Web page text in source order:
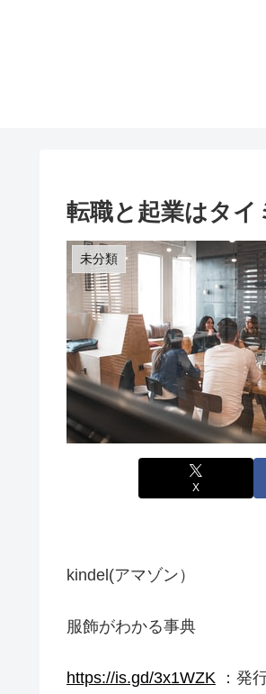
転職と起業はタイ
未分類
X
kindel(アマゾン）
服飾がわかる事典
https://is.gd/3x1WZK ：発